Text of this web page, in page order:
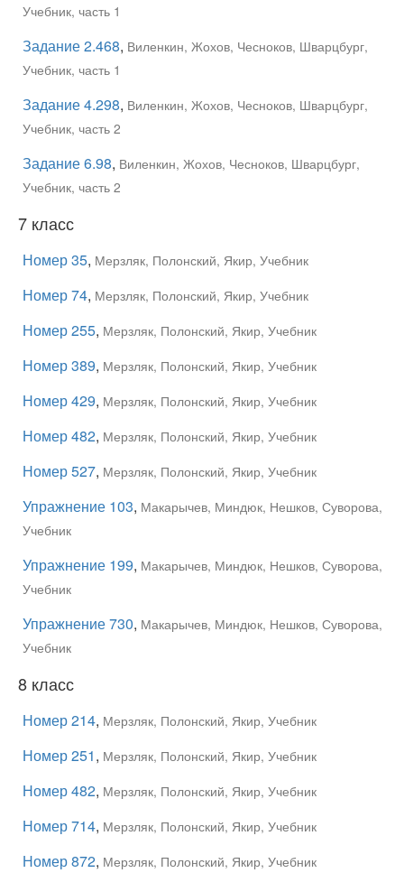
Учебник, часть 1
Задание 2.468, Виленкин, Жохов, Чесноков, Шварцбург,
Учебник, часть 1
Задание 4.298, Виленкин, Жохов, Чесноков, Шварцбург,
Учебник, часть 2
Задание 6.98, Виленкин, Жохов, Чесноков, Шварцбург,
Учебник, часть 2
7 класс
Номер 35, Мерзляк, Полонский, Якир, Учебник
Номер 74, Мерзляк, Полонский, Якир, Учебник
Номер 255, Мерзляк, Полонский, Якир, Учебник
Номер 389, Мерзляк, Полонский, Якир, Учебник
Номер 429, Мерзляк, Полонский, Якир, Учебник
Номер 482, Мерзляк, Полонский, Якир, Учебник
Номер 527, Мерзляк, Полонский, Якир, Учебник
Упражнение 103, Макарычев, Миндюк, Нешков, Суворова,
Учебник
Упражнение 199, Макарычев, Миндюк, Нешков, Суворова,
Учебник
Упражнение 730, Макарычев, Миндюк, Нешков, Суворова,
Учебник
8 класс
Номер 214, Мерзляк, Полонский, Якир, Учебник
Номер 251, Мерзляк, Полонский, Якир, Учебник
Номер 482, Мерзляк, Полонский, Якир, Учебник
Номер 714, Мерзляк, Полонский, Якир, Учебник
Номер 872, Мерзляк, Полонский, Якир, Учебник